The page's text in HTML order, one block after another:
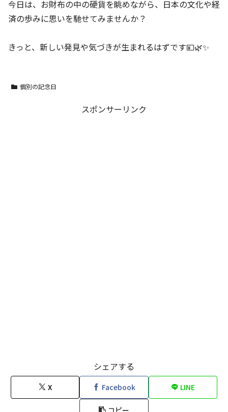
今日は、お財布の中の硬貨を眺めながら、日本の文化や経
済の歩みに思いを馳せてみませんか？
きっと、新しい発見や気づきが生まれるはずです💴🌿✨
個別の記念日
スポンサーリンク
シェアする
X Facebook LINE
コピー